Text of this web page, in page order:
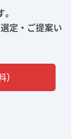
定・ご提案い